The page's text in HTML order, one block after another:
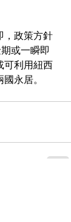
，政策方針
或一瞬即
可利用紐西
永居。